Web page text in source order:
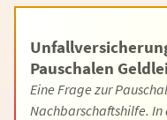
Pauschalen
Eine Frage zur
Nachbarschaftshilfe. In